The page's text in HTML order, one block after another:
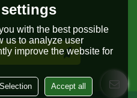
with the best possible
us to analyze user
improve the website for
Accept all